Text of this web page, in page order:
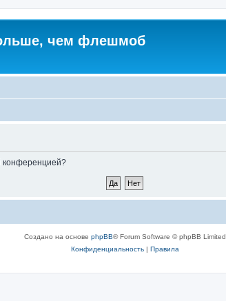
чем флешмоб
конференцией?
Создано на основе phpBB® Forum Software © phpBB Limited
Конфиденциальность| Правила